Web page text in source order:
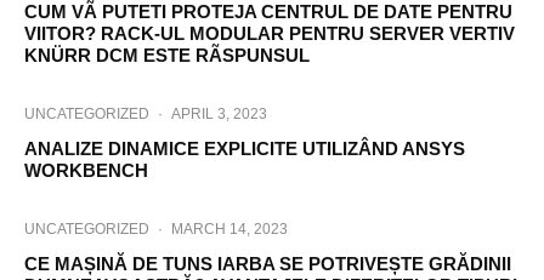
CUM VÃ PUTETI PROTEJA CENTRUL DE DATE PENTRU
VIITOR? RACK-UL MODULAR PENTRU SERVER VERTIV
KNÜRR DCM ESTE RÃSPUNSUL
UNCATEGORIZED · APRIL 3, 2023
ANALIZE DINAMICE EXPLICITE UTILIZÂND ANSYS
WORKBENCH
UNCATEGORIZED · MARCH 14, 2023
CE MAȘINĂ DE TUNS IARBA SE POTRIVEȘTE GRĂDINII